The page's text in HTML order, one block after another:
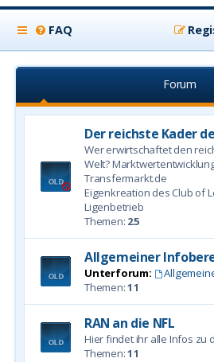
FAQ
Forum
Der reichste Kader
Wer erwirtschaftet den
Welt?
Transfermarkt.de
Eigenkreation des Club of
Ligenbetrieb
Themen: 25
Allgemeiner
Unterforum:
Themen:11
RAN an die NFL
Hier findet ihr alle Infos zu
Themen:11